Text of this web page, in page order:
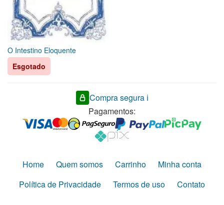
O Intestino Eloquente
Esgotado
Compra segura ℹ️
Pagamentos:
Home Quem somos Carrinho
Minha conta
Política de Privacidade
Termos de uso Contato